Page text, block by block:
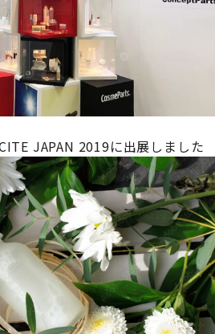
JAPAN 2019に出展しました